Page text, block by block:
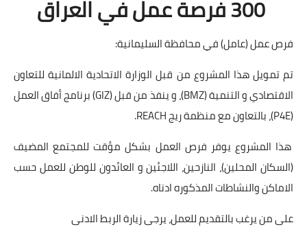
فرص عمل (عامل) في محافظة السليمانية:
تم تمويل هذا المشروع من قبل الوزارة الاتحادية الالمانية للتعاون
الاقتصادي و التنمية (BMZ)، و ينفذ من قبل (GIZ) برنامج أفاق العمل
(P4E)، بالتعاون مع منظمة ريج REACH.
هذا المشروع يوفر فرص العمل بشكل مؤقت للمجتمع المضيف
(السكان المحلين)، النازحين، اللاجئين و العائدون للوطن للعمل حسب
الاماكن والنشاطات المذكوره ادناه.
على من يرغب بالتقديم للعمل، يرجى زيارة الربط الادنى